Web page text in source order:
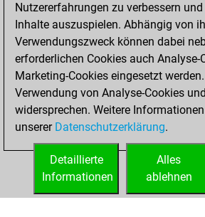
You totalled 9
tactics positions
You
solved 6 tactics
positions
You achieved
tactics positions
Nutzererfahrungen zu verbessern
Inhalte auszuspielen. Abhängig von
Verwendungszweck können dabei
erforderlichen Cookies auch Analyse-
Marketing-Cookies eingesetzt werden.
Verwendung von Analyse-Cookies
widersprechen. Weitere
unserer Datenschutzerklärung.
Alles
ablehnen
Detaillierte
Informationen